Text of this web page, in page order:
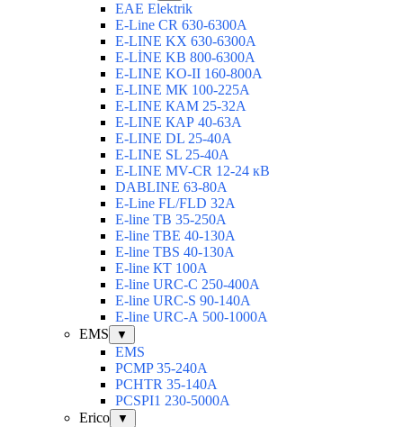
EAE Elektrik
E-Line CR 630-6300А
E-LINE KX 630-6300А
E-LİNE KB 800-6300А
E-LINE KO-II 160-800А
E-LINE МК 100-225А
E-LINE КАМ 25-32А
E-LINE КАР 40-63А
E-LINE DL 25-40А
E-LINE SL 25-40А
E-LINE MV-CR 12-24 кВ
DABLINE 63-80А
E-Line FL/FLD 32А
E-line TB 35-250А
E-line TBЕ 40-130А
E-line TBS 40-130А
E-line КТ 100А
E-line URC-С 250-400А
E-line URC-S 90-140А
E-line URC-А 500-1000А
EMS
▼
EMS
PCMP 35-240A
PCHTR 35-140А
PCSPI1 230-5000A
Erico
▼